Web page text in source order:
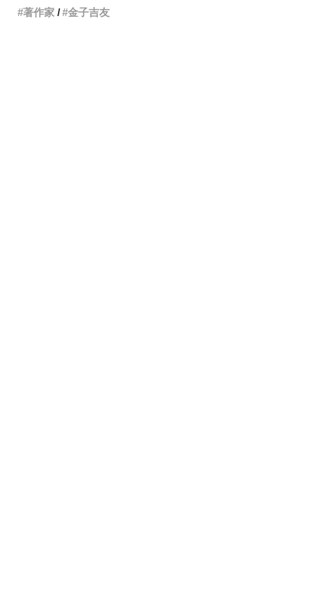
著作家
金子吉友